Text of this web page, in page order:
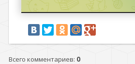
Всего комментариев: 0